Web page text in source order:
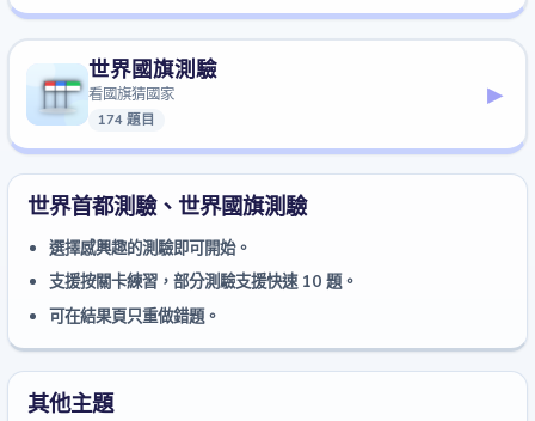
世界國旗測驗
看國旗猜國家
174 題目
▸
世界首都測驗、世界國旗測驗
選擇感興趣的測驗即可開始。
支援按關卡練習，部分測驗支援快速 10 題。
可在結果頁只重做錯題。
其他主題